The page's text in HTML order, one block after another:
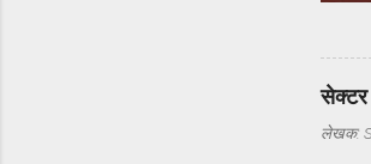
सेक्टर
लेखक: